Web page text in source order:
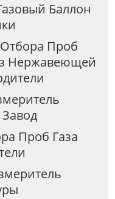
Баллон
Проб
Нержавеющей
Проб Газа